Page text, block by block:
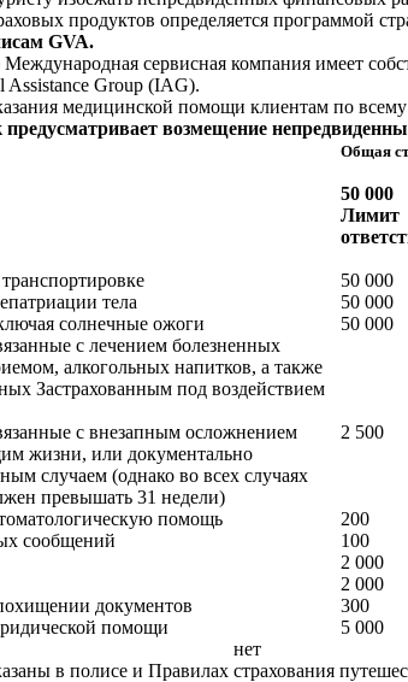
продуктов определяется программой
GVA.
Международная сервисная компания имеет
Assistance Group (IAG).
медицинской помощи клиентам по
возмещение
Общая
50 000
Лимит
50 000
тела
50 000
солнечные ожоги
50 000
с лечением болезненных
алкогольных напитков, а также
Застрахованным под воздействием
с внезапным осложнением
жизни, или документально
случаем (однако во всех случаях
превышать 31 недели)
2 500
помощь 200
сообщений
100
2 000
2 000
документов
300
помощи
5 000
нет
в полисе и Правилах страхования